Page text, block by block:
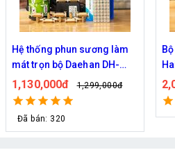
phun sương làm
bộ Daehan DH-
béc
1,299,000đ
320
Bộ phun
Haita HP-
dây )
2,000,000đ